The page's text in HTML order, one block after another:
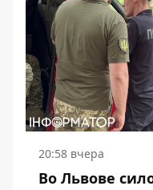
20:58 вчера
Во Львове